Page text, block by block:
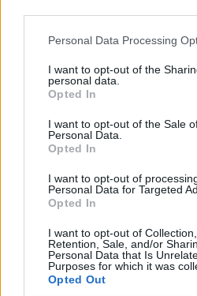
Please note that this website/app
not limited to your visit or usage
grant or deny consent to Google
use your data for below specified
consent section.
Personal Data Processing
I want to opt-out of the
personal data.
Opted In
I want to opt-out of the Sale
Personal Data.
Opted In
I want to opt-out of
Personal Data for Targeted
Opted In
I want to opt-out of Collection,
Retention, Sale, and/or
Personal Data that Is
Purposes for which it was
Opted Out
εξαγοράστηκε από τη
Η Fulham Shore
Η εισηγμένη στο βρετανικό
Shore διαθέτει στο
καταστήματα Franco Manca
ελέγχει επίσης και τη Real